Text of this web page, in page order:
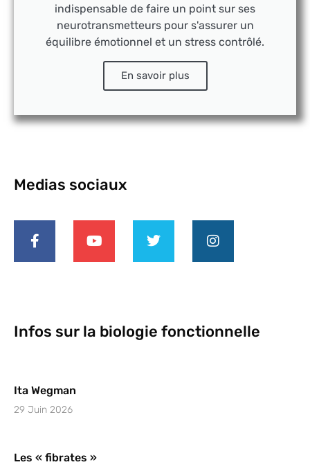
indispensable de faire un point sur ses
neurotransmetteurs pour s'assurer un
équilibre émotionnel et un stress contrôlé.
En savoir plus
Medias sociaux
Infos sur la biologie fonctionnelle
Ita Wegman
29 Juin 2026
Les « fibrates »